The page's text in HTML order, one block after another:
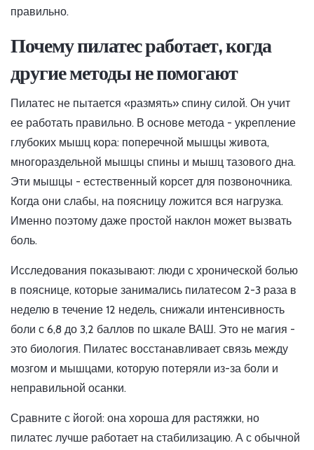
правильно.
Почему пилатес работает, когда
другие методы не помогают
Пилатес не пытается «размять» спину силой. Он учит
ее работать правильно. В основе метода - укрепление
глубоких мышц кора: поперечной мышцы живота,
многораздельной мышцы спины и мышц тазового дна.
Эти мышцы - естественный корсет для позвоночника.
Когда они слабы, на поясницу ложится вся нагрузка.
Именно поэтому даже простой наклон может вызвать
боль.
Исследования показывают: люди с хронической болью
в пояснице, которые занимались пилатесом 2-3 раза в
неделю в течение 12 недель, снижали интенсивность
боли с 6,8 до 3,2 баллов по шкале ВАШ. Это не магия -
это биология. Пилатес восстанавливает связь между
мозгом и мышцами, которую потеряли из-за боли и
неправильной осанки.
Сравните с йогой: она хороша для растяжки, но
пилатес лучше работает на стабилизацию. А с обычной